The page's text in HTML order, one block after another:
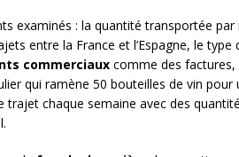
examinés : la quantité transportée
entre la France et l’Espagne, le
commerciaux comme des
qui ramène 50 bouteilles de vin
trajet chaque semaine avec des